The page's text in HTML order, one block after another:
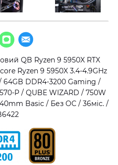
Тип накопичувача
SSD
HDD
SSD + HDD
CPU
QB Ryzen 9 5950X RTX
Ryzen 9 5950X 3.4-4.9GHz
64GB DDR4-3200 Gaming /
P / QUBE WIZARD / 750W
Basic / Без ОС / 36міс. /